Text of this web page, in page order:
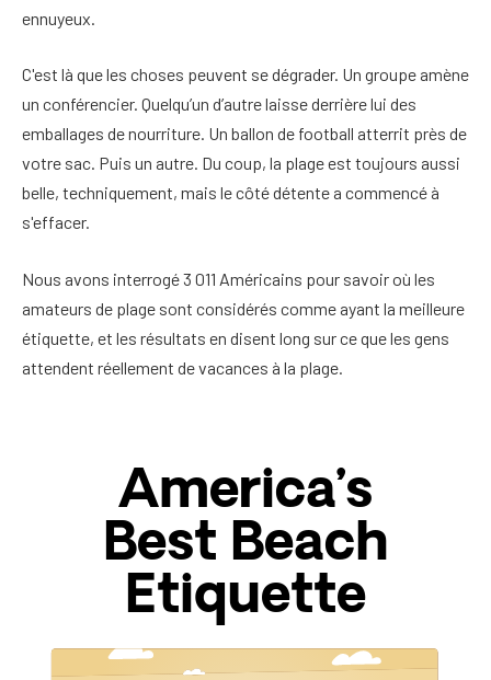
ennuyeux.
C'est là que les choses peuvent se dégrader. Un groupe amène
un conférencier. Quelqu’un d’autre laisse derrière lui des
emballages de nourriture. Un ballon de football atterrit près de
votre sac. Puis un autre. Du coup, la plage est toujours aussi
belle, techniquement, mais le côté détente a commencé à
s'effacer.
Nous avons interrogé 3 011 Américains pour savoir où les
amateurs de plage sont considérés comme ayant la meilleure
étiquette, et les résultats en disent long sur ce que les gens
attendent réellement de vacances à la plage.